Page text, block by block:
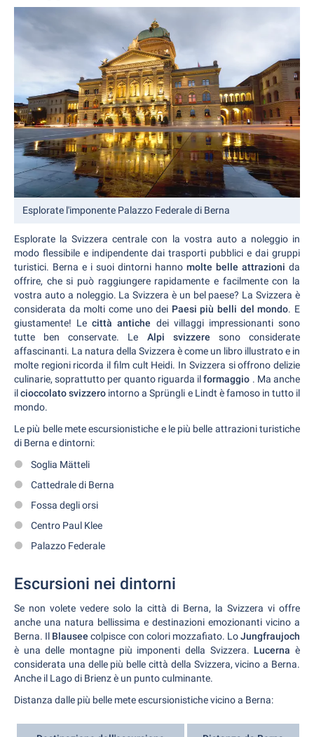
Esplorate l'imponente Palazzo Federale di Berna
Esplorate la Svizzera centrale con la vostra auto a noleggio in
modo flessibile e indipendente dai trasporti pubblici e dai gruppi
turistici. Berna e i suoi dintorni hanno molte belle attrazioni da
offrire, che si può raggiungere rapidamente e facilmente con la
vostra auto a noleggio. La Svizzera è un bel paese? La Svizzera è
considerata da molti come uno dei Paesi più belli del mondo. E
giustamente! Lecittà antiche dei villaggi impressionanti sono
tutte ben conservate. Le Alpi svizzere sono considerate
affascinanti. La natura della Svizzera è come un libro illustrato e in
molte regioni ricorda il film cult Heidi. In Svizzera si offrono delizie
culinarie, soprattutto per quanto riguarda ilformaggio . Ma anche
ilcioccolato svizzero intorno a Sprüngli e Lindt è famoso in tutto il
mondo.
Le più belle mete escursionistiche e le più belle attrazioni turistiche
di Berna e dintorni:
Soglia Mätteli
Cattedrale di Berna
Fossa degli orsi
Centro Paul Klee
Palazzo Federale
Escursioni nei dintorni
Se non volete vedere solo la città di Berna, la Svizzera vi offre
anche una natura bellissima e destinazioni emozionanti vicino a
Berna. Il Blausee colpisce con colori mozzafiato. LoJungfraujoch
è una delle montagne più imponenti della Svizzera. Lucernaè
considerata una delle più belle città della Svizzera, vicino a Berna.
Anche il Lago di Brienz è un punto culminante.
Distanza dalle più belle mete escursionistiche vicino a Berna: